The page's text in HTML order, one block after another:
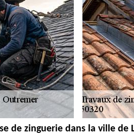
de zinguerie dans la ville de